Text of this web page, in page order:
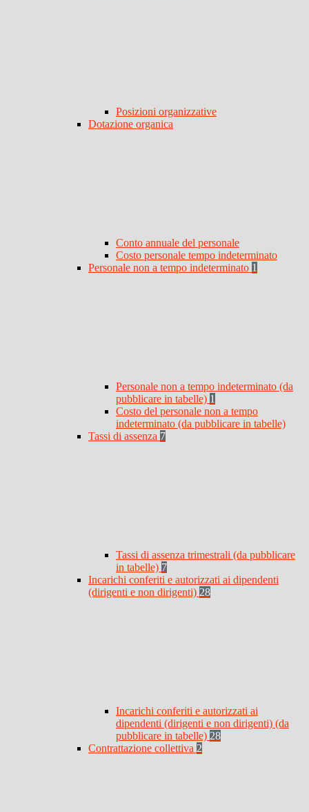
Posizioni organizzative
Dotazione organica
Conto annuale del personale
Costo personale tempo indeterminato
Personale non a tempo indeterminato 1
Personale non a tempo indeterminato (da
pubblicare in tabelle) 1
Costo del personale non a tempo
indeterminato (da pubblicare in tabelle)
Tassi di assenza 7
Tassi di assenza trimestrali (da pubblicare
in tabelle) 7
Incarichi conferiti e autorizzati ai dipendenti
(dirigenti e non dirigenti) 28
Incarichi conferiti e autorizzati ai
dipendenti (dirigenti e non dirigenti) (da
pubblicare in tabelle) 28
Contrattazione collettiva 2